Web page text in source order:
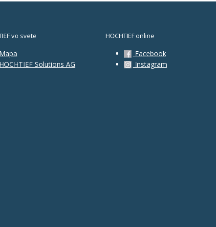
vo svete
Mapa
HOCHTIEF Solutions AG
HOCHTIEF online
Facebook
Instagram